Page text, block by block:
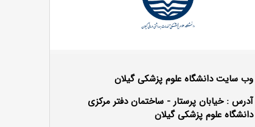
وب سایت دانشگاه علوم پزشکی گیلان
آدرس : خیابان پرستار - ساختمان دفتر مرکزی
دانشگاه علوم پزشکی گیلان